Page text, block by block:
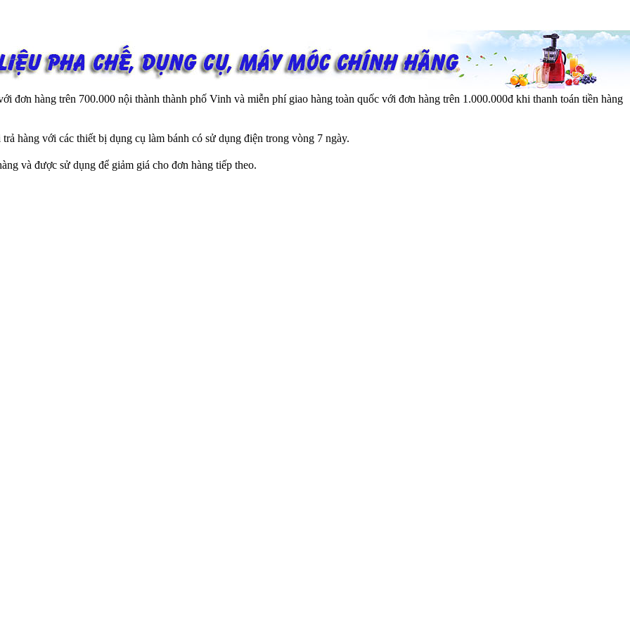
đơn hàng trên 700.000 nội thành thành phố Vinh và miễn phí giao hàng toàn quốc với đơn hàng trên 1.000.000đ khi thanh toán tiền hàng
hàng với các thiết bị dụng cụ làm bánh có sử dụng điện trong vòng 7 ngày.
và được sử dụng để giảm giá cho đơn hàng tiếp theo.